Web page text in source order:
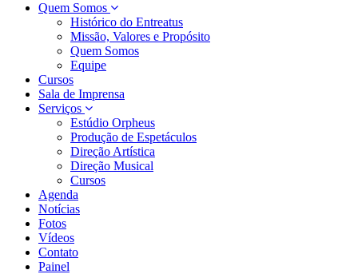
Quem Somos
Histórico do Entreatus
Missão, Valores e Propósito
Quem Somos
Equipe
Cursos
Sala de Imprensa
Serviços
Estúdio Orpheus
Produção de Espetáculos
Direção Artística
Direção Musical
Cursos
Agenda
Notícias
Fotos
Vídeos
Contato
Painel